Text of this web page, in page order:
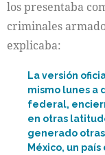
los presentaba
criminales
explicaba:
La versión
mismo lunes a
federal,
en otras
generado
México, un